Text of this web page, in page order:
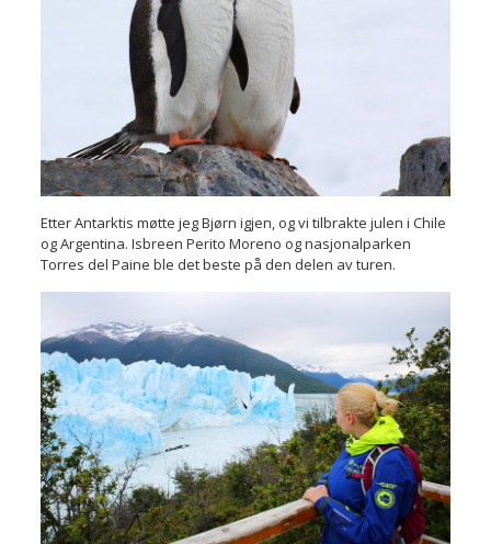
Etter Antarktis møtte jeg Bjørn igjen, og vi tilbrakte julen i Chile
og Argentina. Isbreen Perito Moreno og nasjonalparken
Torres del Paine ble det beste på den delen av turen.